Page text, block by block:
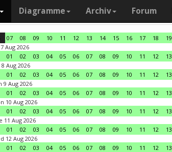
Diagramme Archiv Forum
07 08 09 10 11 12 13 14 15 16 17 18 19
Aug 2026
01 02 03 04 05 06 07 08 09 10 11 12 13
8 Aug 2026
01 02 03 04 05 06 07 08 09 10 11 12 13
9 Aug 2026
01 02 03 04 05 06 07 08 09 10 11 12 13
10 Aug 2026
01 02 03 04 05 06 07 08 09 10 11 12 13
11 Aug 2026
01 02 03 04 05 06 07 08 09 10 11 12 13
12 Aug 2026
01 02 03 04 05 06 07 08 09 10 11 12 13